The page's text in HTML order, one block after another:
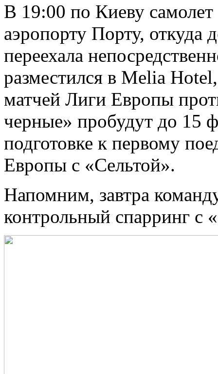
В 19:00 по Киеву
аэропорту Порту, откуда
переехала
разместился в Melia
матчей Лиги Европы
черные» пробудут до 15
подготовке к первому
Европы с «Сельтой».
Напомним, завтра
контрольный спарринг с